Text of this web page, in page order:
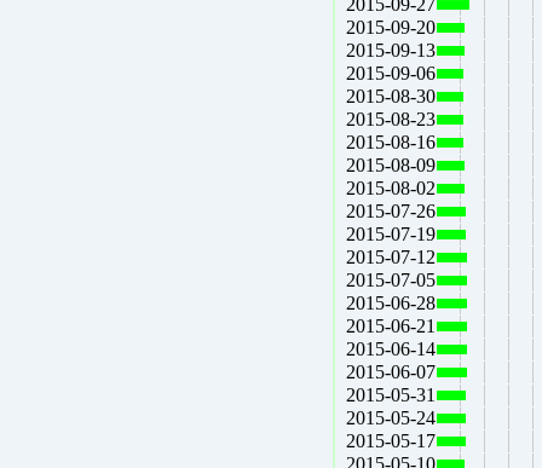
2015-09-27
2015-09-20
2015-09-13
2015-09-06
2015-08-30
2015-08-23
2015-08-16
2015-08-09
2015-08-02
2015-07-26
2015-07-19
2015-07-12
2015-07-05
2015-06-28
2015-06-21
2015-06-14
2015-06-07
2015-05-31
2015-05-24
2015-05-17
2015-05-10